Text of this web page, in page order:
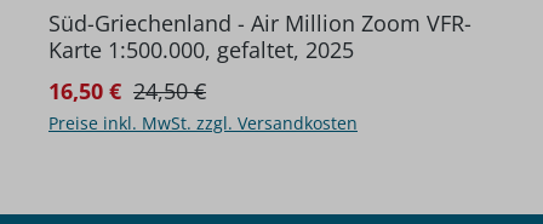
Süd-Griechenland - Air Million Zoom VFR-
Karte 1:500.000, gefaltet, 2025
Verkaufspreis:
16,50 € Regulärer Preis:
24,50 €
Preise inkl. MwSt. zzgl. Versandkosten